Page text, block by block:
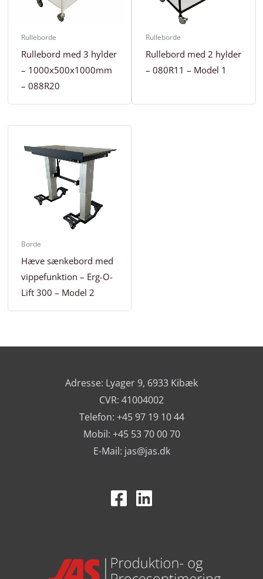
Rulleborde
Rullebord med 3 hylder
– 1000x500x1000mm
– 088R20
Rulleborde
Rullebord med 2 hylder
– 080R11 – Model 1
Borde
Hæve sænkebord med
vippefunktion – Erg-O-
Lift 300 – Model 2
Adresse: Lyager 9, 6933 Kibæk
CVR: 41004002
Telefon: +45 97 19 10 44
Mobil: +45 53 70 00 70
E-Mail: jas@jas.dk